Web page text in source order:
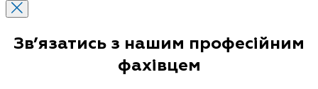
Зв’язатись з нашим професійним
фахівцем